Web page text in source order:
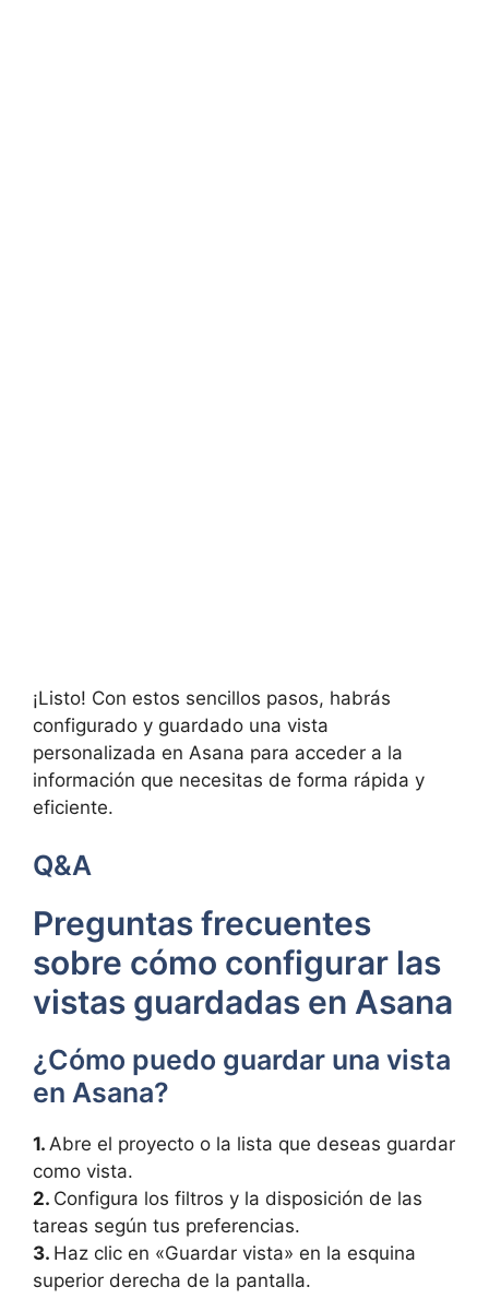
¡Listo! Con estos sencillos pasos, habrás
configurado y guardado una vista
personalizada en Asana para acceder a la
información que necesitas de forma rápida y
eficiente.
Q&A
Preguntas frecuentes
sobre cómo configurar las
vistas guardadas en Asana
¿Cómo puedo guardar una vista
en Asana?
1. Abre el proyecto o la lista que deseas guardar
como vista.
2. Configura los filtros y la disposición de las
tareas según tus preferencias.
3. Haz clic en «Guardar vista» en la esquina
superior derecha de la pantalla.